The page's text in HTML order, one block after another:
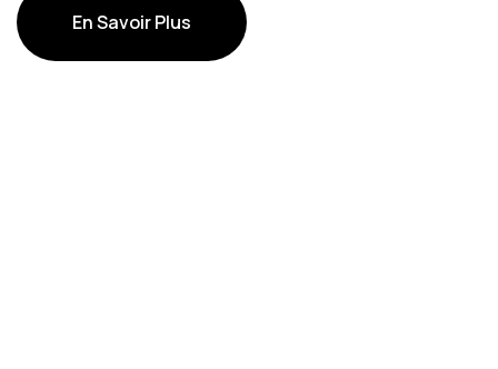
En Savoir Plus
En Savoir Plus